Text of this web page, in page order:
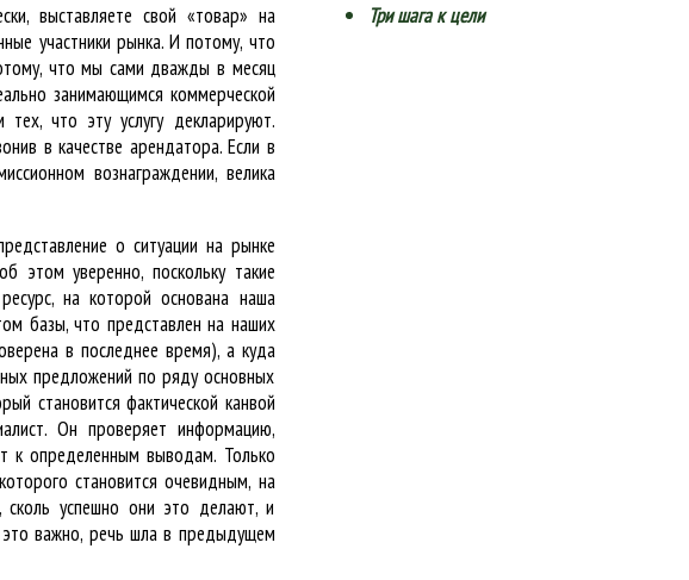
Три шага к цели
выставляете свой «товар» на
участники рынка. И потому, что
что мы сами дважды в месяц
занимающимся коммерческой
что эту услугу декларируют.
в качестве арендатора. Если в
вознаграждении, велика
о ситуации на рынке
этом уверенно, поскольку такие
на которой основана наша
базы, что представлен на наших
в последнее время), а куда
предложений по ряду основных
становится фактической канвой
Он проверяет информацию,
к определенным выводам. Только
становится очевидным, на
сколь успешно они это делают, и
важно, речь шла в предыдущем